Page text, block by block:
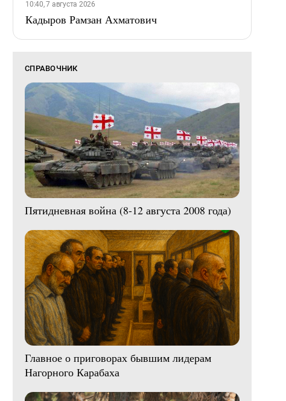
10:40, 7 августа 2026
Кадыров Рамзан Ахматович
СПРАВОЧНИК
Пятидневная война (8-12 августа 2008 года)
Главное о приговорах бывшим лидерам
Нагорного Карабаха